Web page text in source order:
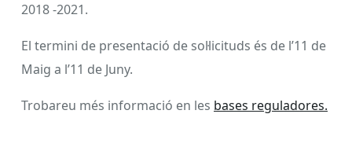
2018 -2021.
El termini de presentació de sol·licituds és de l’11 de
Maig a l’11 de Juny.
Trobareu més informació en les bases reguladores.